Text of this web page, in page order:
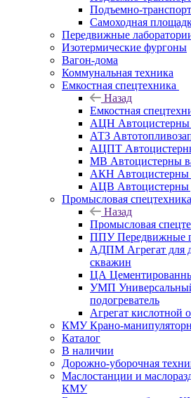
Подъемно-
Самоходная
Передвижные
Изотермические фургоны
Вагон-дома
Коммунальная техника
Емкостная спецтехника
Назад
Емкостная
АЦН Автоцистерны
АТЗ
АЦПТ
МВ Автоцистерны
АКН Автоцистерны
АЦВ Автоцистерны
Промысловая спецтехника
Назад
Промысловая
ППУ Передвижные
АДПМ Агрегат для
скважин
ЦА
УМП
подогреватель
Агрегат кислотной
КМУ Крано-
Каталог
В наличии
Дорожно-уборочная
Маслостанции и
КМУ